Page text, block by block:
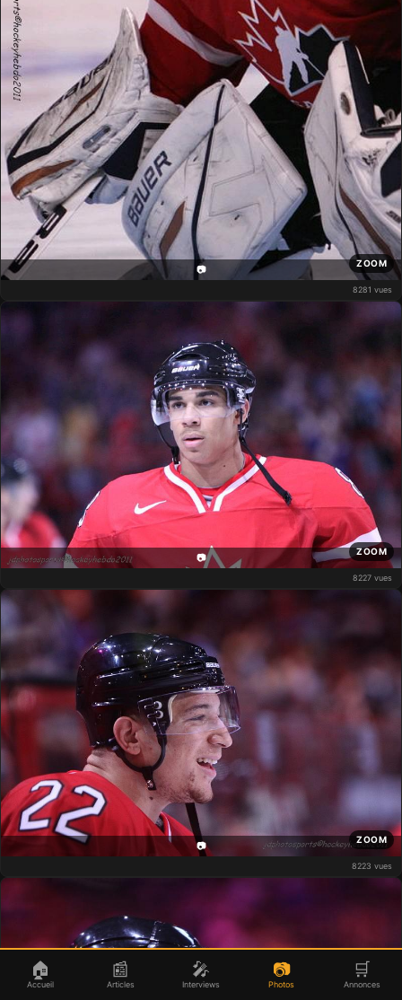
📷
ZOOM
8281 vues
📷
ZOOM
8227 vues
📷
ZOOM
8223 vues
🏠
Accueil
📰
Articles
🎤
Interviews
📷
Photos
🛒
Annonces